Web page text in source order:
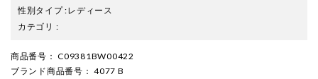
性別タイプ:レディース
カテゴリ :
商品番号 ： C09381BW00422
ブランド商品番号 ： 4077 B